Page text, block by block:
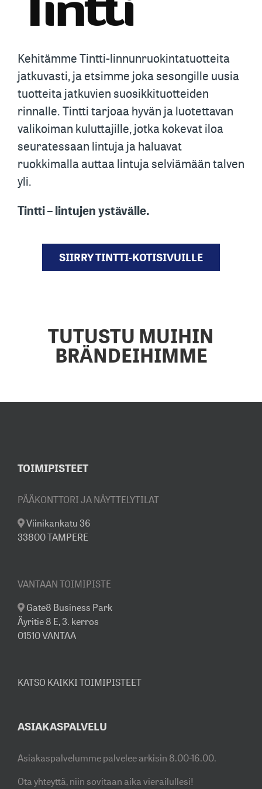
Kehitämme Tintti-linnunruokintatuotteita
jatkuvasti, ja etsimme joka sesongille uusia
tuotteita jatkuvien suosikkituotteiden
rinnalle. Tintti tarjoaa hyvän ja luotettavan
valikoiman kuluttajille, jotka kokevat iloa
seuratessaan lintuja ja haluavat
ruokkimalla auttaa lintuja selviämään talven
yli.
Tintti – lintujen ystävälle.
SIIRRY TINTTI-KOTISIVUILLE
TUTUSTU MUIHIN
BRÄNDEIHIMME
TOIMIPISTEET
PÄÄKONTTORI JA NÄYTTELYTILAT
Viinikankatu 36
33800 TAMPERE
VANTAAN TOIMIPISTE
Gate8 Business Park
Äyritie 8 E, 3. kerros
01510 VANTAA
KATSO KAIKKI TOIMIPISTEET
ASIAKASPALVELU
Asiakaspalvelumme palvelee arkisin 8.00-16.00.
Ota yhteyttä, niin sovitaan aika vierailullesi!